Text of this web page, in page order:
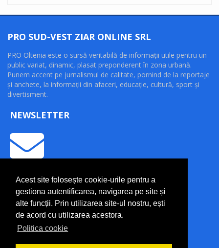
Acest site folosește cookie-urile pentru a
gestiona autentificarea, navigarea pe site și
alte funcții. Prin utilizarea site-ul nostru, ești
de acord cu utilizarea acestora.
Politica cookie
PRO SUD-VEST ZIAR ONLINE SRL
PRO Oltenia este o sursă veritabilă de informaţii utile pentru un
public variat, dinamic, plasat preponderent în zona urbană.
Punem accent pe jurnalismul de calitate, pornind de la reportaje
şi anchete, la informaţii din afaceri, educaţie, cultură, sport şi
divertisment.
NEWSLETTER
INFORMAȚII UTILE
Termeni și condiții
Politică de confidențialitate
Politică cookie
Contact